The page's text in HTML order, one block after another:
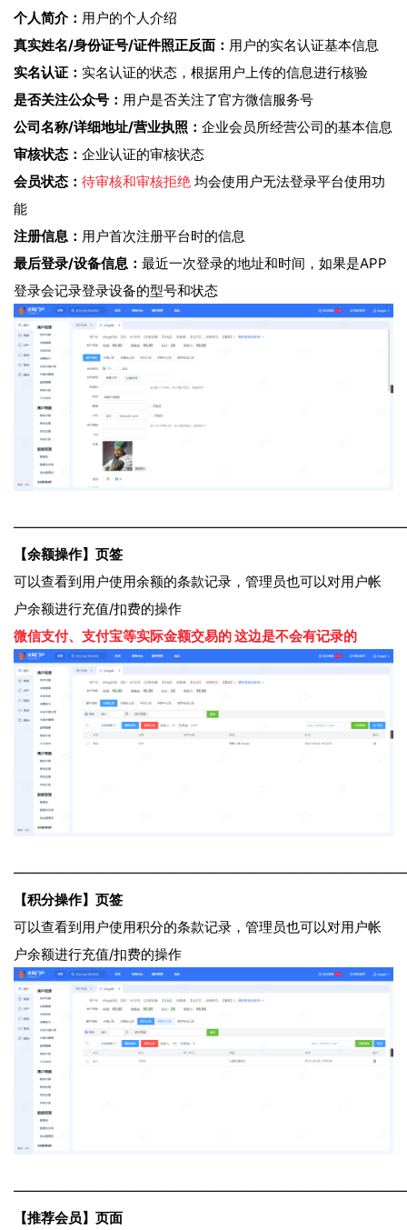
个人简介： 用户的个人介绍
真实姓名/身份证号/证件照正反面： 用户的实名认证基本信息
实名认证： 实名认证的状态，根据用户上传的信息进行核验
是否关注公众号： 用户是否关注了官方微信服务号
公司名称/详细地址/营业执照： 企业会员所经营公司的基本信息
审核状态： 企业认证的审核状态
会员状态： 待审核和审核拒绝均会使用户无法登录平台使用功
能
注册信息： 用户首次注册平台时的信息
最后登录/设备信息： 最近一次登录的地址和时间，如果是APP
登录会记录登录设备的型号和状态
【余额操作】页签
可以查看到用户使用余额的条款记录，管理员也可以对用户帐
户余额进行充值/扣费的操作
微信支付、支付宝等实际金额交易的 这边是不会有记录的
【积分操作】页签
可以查看到用户使用积分的条款记录，管理员也可以对用户帐
户余额进行充值/扣费的操作
【推荐会员】页面